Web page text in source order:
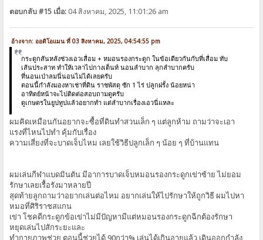
ตอบกลับ #15 เมื่อ: 04 สิงหาคม, 2025, 11:01:26 am
อ้างจาก: ออดิโอแมน ที่ 03 สิงหาคม, 2025, 04:54:55 pm
กระดูกสันหลังช่วงเอวเสื่อม + หมอนรองกระดูก ในข้อเดียวกันกับที่เสื่อม ทับ
เส้นประสาท ทำให้เวลาไปกางเต็นท์ นอนลำบาก ลุกลำบากครับ
ที่นอนเป่าลมนี่นอนไม่ได้เลยครับ
ตอนนี้กำลังมองหาเช่าที่ดิน ราชพัสดุ ซัก 1 ไร่ ปลูกฝรั้ง น้อยหน่า
อาทิตย์หน้าจะไปติดต่อสอบถามดูครับ
ดูเกษตรในยูปทูปแล้วอยากทำ แต่ลำบากเรื่องเอวนี่แหละ
ผมคิดเหมือนกันอยากจะซื้อที่ดินทำสวนเล็ก ๆ แต่ลูกห้าม ถามว่าจะเอา
แรงที่ไหนไปทำ คุ้มกับเรื่อง
ความเสี่ยงที่จะบาดเจ็บไหม เลยใช้วิธีปลูกเล็ก ๆ น้อย ๆ ที่บ้านแทน
ผมเล่นกีฬาแบดมินตัน มีอาการบาดเจ็บหมอนรองกระดูกเข่าซ้าย ไม่ยอม
รักษาเลยเรื้อรังมาหลายปี
สุดท้ายลูกถามว่าอยากเล่นต่อไหม อยากเล่นให้ไปรักษาให้ถูกวิธี ผมไปหา
หมอที่ศิริราชสแกน
เข่า โชคดีกระดูกข้อเข่าไม่มีปัญหามีแต่หมอนรองกระดูกฉีกต้องรักษา
หยุดเล่นไปสักระยะและ
ทำกายภาพช่วย ตอนนี้ช่วยได้ 90กว่า% เล่นได้เกินอายุแล้ว เดินออกกำลัง